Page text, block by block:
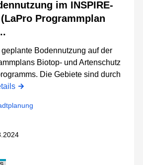
im INSPIRE-
Programmplan
Bodennutzung auf der
Biotop- und Artenschutz
Die Gebiete sind durch